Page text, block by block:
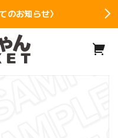
のお知らせ〉